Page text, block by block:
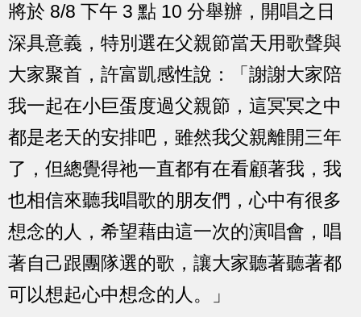
將於 8/8 下午 3 點 10 分舉辦，開唱之日
深具意義，特別選在父親節當天用歌聲與
大家聚首，許富凱感性說：「謝謝大家陪
我一起在小巨蛋度過父親節，這冥冥之中
都是老天的安排吧，雖然我父親離開三年
了，但總覺得祂一直都有在看顧著我，我
也相信來聽我唱歌的朋友們，心中有很多
想念的人，希望藉由這一次的演唱會，唱
著自己跟團隊選的歌，讓大家聽著聽著都
可以想起心中想念的人。」